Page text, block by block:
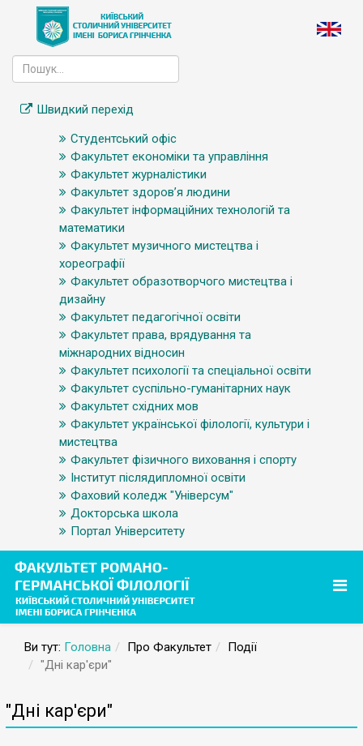
Швидкий перехід
Студентський офіс
Факультет економіки та управління
Факультет журналістики
Факультет здоров’я людини
Факультет інформаційних технологій та
математики
Факультет музичного мистецтва і
хореографії
Факультет образотворчого мистецтва і
дизайну
Факультет педагогічної освіти
Факультет права, врядування та
міжнародних відносин
Факультет психології та спеціальної освіти
Факультет суспільно-гуманітарних наук
Факультет східних мов
Факультет української філології, культури і
мистецтва
Факультет фізичного виховання і спорту
Інститут післядипломної освіти
Фаховий коледж "Універсум"
Докторська школа
Портал Університету
Ви тут: Головна Про Факультет
Події
"Дні кар'єри"
"Дні кар'єри"